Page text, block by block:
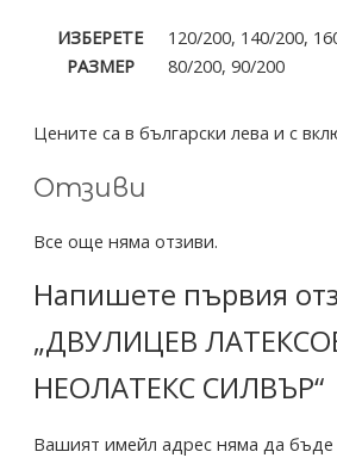
ИЗБЕРЕТЕ
РАЗМЕР
120/200, 140/200,
80/200, 90/200
Цените са в български лева и с
Отзиви
Все още няма отзиви.
Напишете първия
„ДВУЛИЦЕВ
НЕОЛАТЕКС СИЛВЪР“
Вашият имейл адрес няма да бъде